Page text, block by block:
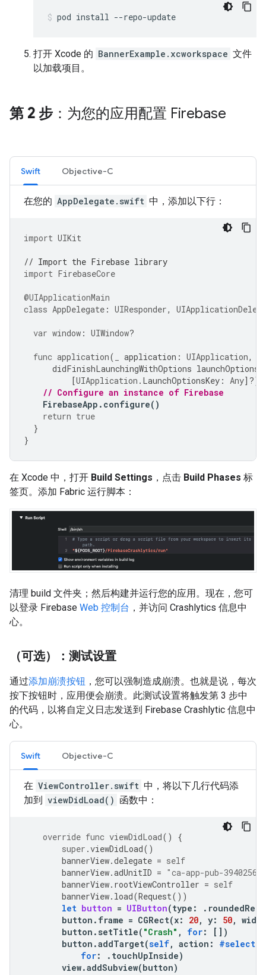
打开 Xcode 的 BannerExample.xcworkspace 文件
以加载项目。
第 2 步 ：为您的应用配置 Firebase
Swift Objective-C
在您的 AppDelegate.swift 中，添加以下行：
import UIKit
// Import the Firebase library
import FirebaseCore
@UIApplicationMain
class AppDelegate : UIResponder,
var window : UIWindow?
func application( application : UIApplication,
didFinishLaunchingWithOptions launchOptions
[UIApplication . LaunchOptionsKey : Any]?)
// Configure an instance of Firebase
FirebaseApp . configure()
return true
}
}
在 Xcode 中，打开 Build Settings ，点击 Build Phases 标
签页。添加 Fabric 运行脚本：
清理 build 文件夹；然后构建并运行您的应用。现在，您可
以登录 Firebase Web 控制台 ，并访问 Crashlytics 信息中
心。
（可选）：测试设置
通过添加崩溃按钮 ，您可以强制造成崩溃。也就是说，每次
按下按钮时，应用便会崩溃。此测试设置将触发第 3 步中
的代码，以将自定义日志发送到 Firebase Crashlytic 信息中
心。
Swift Objective-C
在 ViewController.swift 中，将以下几行代码添
加到
viewDidLoad() 函数中：
override func viewDidLoad()
{
super .viewDidLoad()
bannerView.delegate = self
bannerView.adUnitID = "ca-app-pub-
bannerView. rootViewController = self
bannerView. load(Request())
let button = UIButton(type : . roundedRect
button . frame = CGRect(x: 20, y: 50, width
button . setTitle( "Crash" , for:
[])
button .addTarget(self, action : #selector
for: . touchUpInside)
view.addSubview(button)